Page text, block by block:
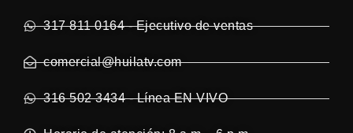
317 811 0164 - Ejecutivo de ventas
comercial@huilatv.com
316 502 3434 - Línea EN VIVO